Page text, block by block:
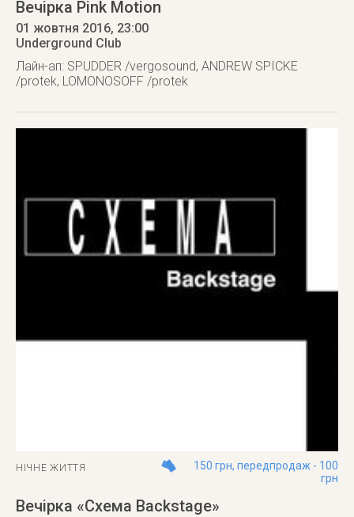
Вечірка Pink Motion
01 жовтня 2016, 23:00
Underground Club
Лайн-ап: SPUDDER /vergosound, ANDREW SPICKE
/protek, LOMONOSOFF /protek
НІЧНЕ ЖИТТЯ
150 грн, передпродаж - 100
грн
Вечірка «Схема Backstage»